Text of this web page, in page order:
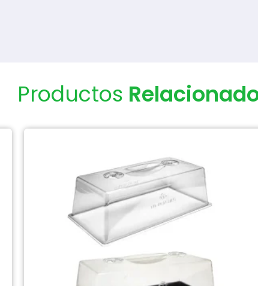
Productos